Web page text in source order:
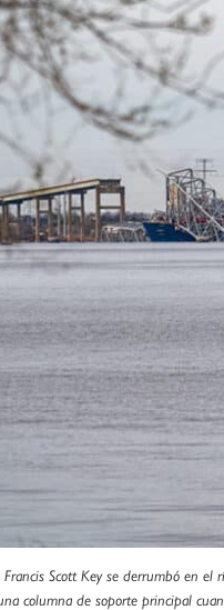
Scott Key se derrumbó en el
columna de soporte principal